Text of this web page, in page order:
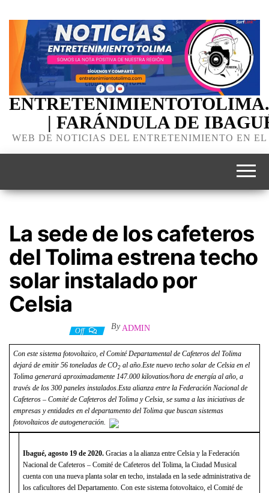
| FARÁNDULA DE
WEB DE NOTICIAS DEL ENTRETENIMIENTO EN
La sede de los cafeteros
del Tolima estrena techo
solar instalado por
Celsia
Off By ADMIN
Con este sistema fotovoltaico, el Comité Departamental de Cafeteros del Tolima
dejará de emitir 56 toneladas de CO2 al año.Este nuevo techo solar de Celsia en el
Tolima generará aproximadamente 147.000 kilovatios/hora de energía al año, a
través de los 300 paneles instalados.Esta alianza entre la Federación Nacional de
Cafeteros – Comité de Cafeteros del Tolima y Celsia, se suma a las iniciativas de
empresas y entidades en el departamento del Tolima que buscan sistemas
fotovoltaicos de autogeneración.
Ibagué, agosto 19 de 2020. Gracias a la alianza entre Celsia y la Federación
Nacional de Cafeteros – Comité de Cafeteros del Tolima, la Ciudad Musical
cuenta con una nueva planta solar en techo, instalada en la sede administrativa de
los caficultores del Departamento. Con este sistema fotovoltaico, el Comité de